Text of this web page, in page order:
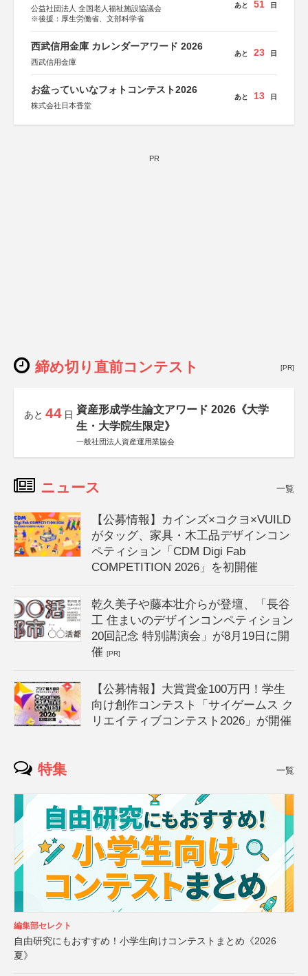
公益社団法人 全国老人福祉施設協議会
※後援：厚生労働省、文部科学省
あと 51 日
西武信用金庫 カレンダーアワード 2026
西武信用金庫
あと 23 日
お盆っていいなフォトコンテスト2026
株式会社日本香堂
あと 13 日
PR
締め切り直前コンテスト [PR]
あと 44 日 資産形成学生論文アワード 2026《大学
生・大学院生限定》
一般社団法人資産運用業協会
ニュース 一覧
【公募情報】カインズ×コクヨ×VUILD
がタッグ、家具・木工品デザインコン
ペティション「CDM Digi Fab
COMPETITION 2026」を初開催
乾久美子や藤本壮介らが登壇、「長谷
工 住まいのデザインコンペティション
20回記念 特別講演会」が8月19日に開
催[PR]
【公募情報】大賞賞金100万円！学生
向け創作コンテスト「サイゲームス ク
リエイティブコンテスト2026」が開催
特集 一覧
編集部セレクト
自由研究にもおすすめ！小学生向けコンテストまとめ《2026
夏》